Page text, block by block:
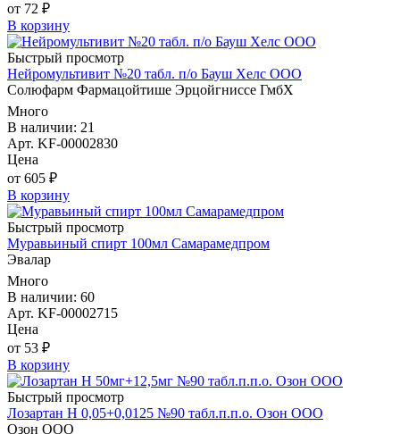
от 72 ₽
В корзину
Быстрый просмотр
Нейромультивит №20 табл. п/о Бауш Хелс ООО
Солюфарм Фармацойтише Эрцойгниссе ГмбХ
Много
В наличии: 21
Арт. KF-00002830
Цена
от 605 ₽
В корзину
Быстрый просмотр
Муравьиный спирт 100мл Самарамедпром
Эвалар
Много
В наличии: 60
Арт. KF-00002715
Цена
от 53 ₽
В корзину
Быстрый просмотр
Лозартан Н 0,05+0,0125 №90 табл.п.п.о. Озон ООО
Озон ООО